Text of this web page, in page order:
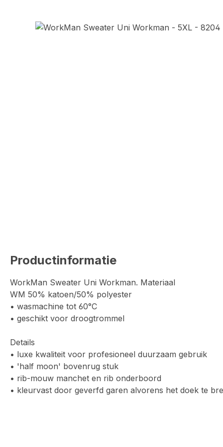
Afbeeldingengalerij overslaan
Productinformatie
WorkMan Sweater Uni Workman. Materiaal
WM 50% katoen/50% polyester
• wasmachine tot 60°C
• geschikt voor droogtrommel
Details
• luxe kwaliteit voor profesioneel duurzaam gebruik
• 'half moon' bovenrug stuk
• rib-mouw manchet en rib onderboord
• kleurvast door geverfd garen alvorens het doek te